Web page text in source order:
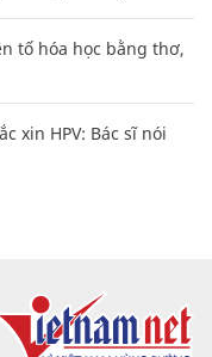
tố hóa học bằng thơ,
xin HPV: Bác sĩ nói